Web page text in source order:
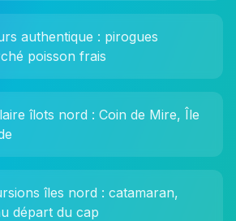
authentique : pirogues
poisson frais
îlots nord : Coin de Mire, Île
îles nord : catamaran,
départ du cap